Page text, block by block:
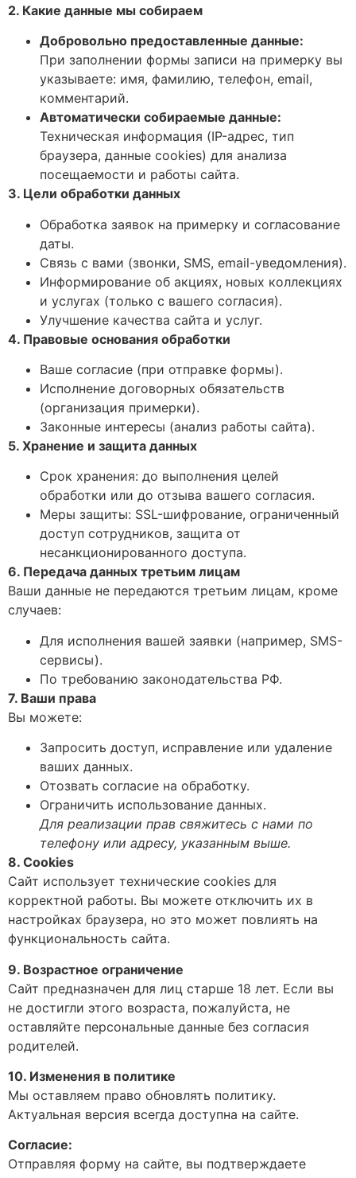
2. Какие данные мы собираем
Добровольно предоставленные данные:
При заполнении формы записи на примерку вы
указываете: имя, фамилию, телефон, email,
комментарий.
Автоматически собираемые данные:
Техническая информация (IP-адрес, тип
браузера, данные cookies) для анализа
посещаемости и работы сайта.
3. Цели обработки данных
Обработка заявок на примерку и согласование
даты.
Связь с вами (звонки, SMS, email-уведомления).
Информирование об акциях, новых коллекциях
и услугах (только с вашего согласия).
Улучшение качества сайта и услуг.
4. Правовые основания обработки
Ваше согласие (при отправке формы).
Исполнение договорных обязательств
(организация примерки).
Законные интересы (анализ работы сайта).
5. Хранение и защита данных
Срок хранения: до выполнения целей
обработки или до отзыва вашего согласия.
Меры защиты: SSL-шифрование, ограниченный
доступ сотрудников, защита от
несанкционированного доступа.
6. Передача данных третьим лицам
Ваши данные не передаются третьим лицам, кроме
случаев:
Для исполнения вашей заявки (например, SMS-
сервисы).
По требованию законодательства РФ.
7. Ваши права
Вы можете:
Запросить доступ, исправление или удаление
ваших данных.
Отозвать согласие на обработку.
Ограничить использование данных.
Для реализации прав свяжитесь с нами по
телефону или адресу, указанным выше.
8. Cookies
Сайт использует технические cookies для
корректной работы. Вы можете отключить их в
настройках браузера, но это может повлиять на
функциональность сайта.
9. Возрастное ограничение
Сайт предназначен для лиц старше 18 лет. Если вы
не достигли этого возраста, пожалуйста, не
оставляйте персональные данные без согласия
родителей.
10. Изменения в политике
Мы оставляем право обновлять политику.
Актуальная версия всегда доступна на сайте.
Согласие:
Отправляя форму на сайте, вы подтверждаете